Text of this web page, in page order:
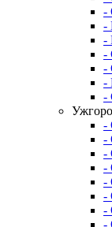
-
-
-
-
-
-
-
-
-
-
-
-
-
-
-